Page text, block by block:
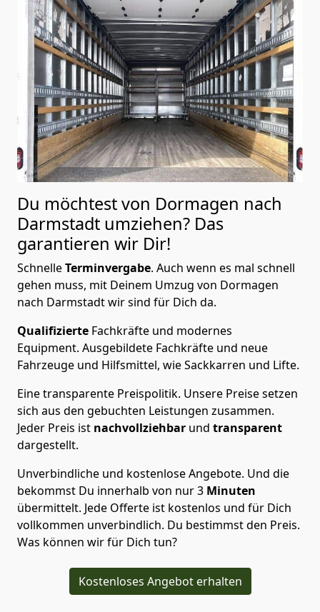
Du möchtest von Dormagen nach
Darmstadt umziehen? Das
garantieren wir Dir!
SchnelleTerminvergabe. Auch wenn es mal schnell
gehen muss, mit Deinem Umzug von Dormagen
nach Darmstadt wir sind für Dich da.
Qualifizierte Fachkräfte und modernes
Equipment. Ausgebildete Fachkräfte und neue
Fahrzeuge und Hilfsmittel, wie Sackkarren und Lifte.
Eine transparente Preispolitik. Unsere Preise setzen
sich aus den gebuchten Leistungen zusammen.
Jeder Preis ist nachvollziehbar und transparent
dargestellt.
Unverbindliche und kostenlose Angebote. Und die
bekommst Du innerhalb von nur3 Minuten
übermittelt. Jede Offerte ist kostenlos und für Dich
vollkommen unverbindlich. Du bestimmst den Preis.
Was können wir für Dich tun?
Kostenloses Angebot erhalten